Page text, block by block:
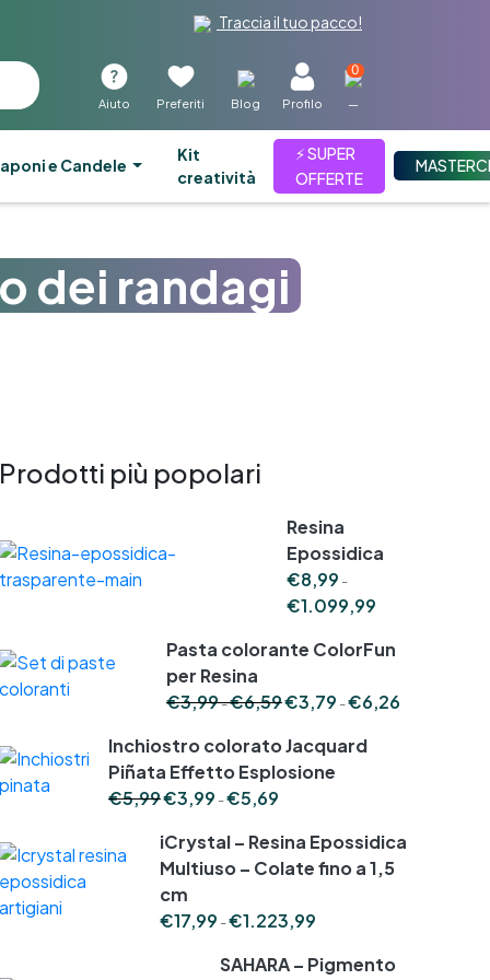
Traccia il tuo pacco!
Aiuto Preferiti Blog Profilo
0
—
e Candele
kit
creatività
⚡ SUPER
OFFERTE
dei randagi
Prodotti più popolari
Resina
Epossidica
€8,99 -
€1.099,99Fascia
prezzo:
a
Pasta colorante ColorFun
per Resina
€3,99-€6,59Fascia
prezzo:
€3,99
€3,79 -€6,26Fascia
Inchiostro colorato Jacquard
Piñata Effetto Esplosione
€5,99€3,99 -€5,69
prezzo:
€3,99
€5,69
iCrystal – Resina Epossidica
Multiuso – Colate fino a 1,5
cm
€17,99 -€1.223,99Fascia
prezzo:
SAHARA – Pigmento